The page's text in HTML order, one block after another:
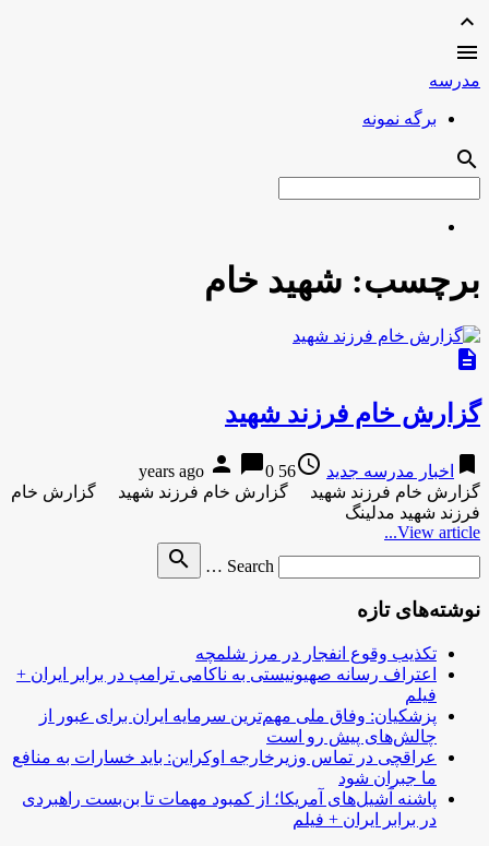
expand_less

مدرسه
برگه نمونه
search
برچسب: شهید خام
description
گزارش خام فرزند شهید
bookmark اخبار مدرسه جدید access_time
56 years ago
person chat_bubble0
گزارش خام فرزند شهید گزارش خام فرزند شهید گزارش خام
فرزند شهید مدلینگ
View article...
Search …
search
نوشته‌های تازه
تکذیب وقوع انفجار در مرز شلمچه
اعتراف رسانه صهیونیستی به ناکامی ترامپ در برابر ایران +
فیلم
پزشکیان: وفاق ملی مهم‌ترین سرمایه ایران برای عبور از
چالش‌های پیش رو است
عراقچی در تماس وزیرخارجه اوکراین: باید خسارات به منافع
ما جبران شود
پاشنه آشیل‌های آمریکا؛ از کمبود مهمات تا بن‌بست راهبردی
در برابر ایران + فیلم